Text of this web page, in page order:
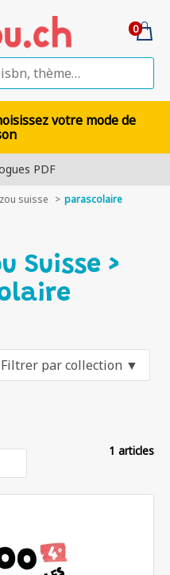
0
votre mode de
PDF
suisse parascolaire
Suisse >
1 articles